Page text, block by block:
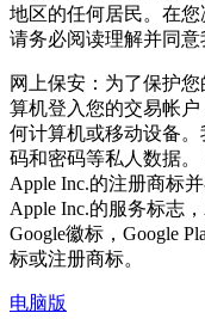
地区的任何居民。在您
请务必阅读理解并同意
网上保安：为了保护
算机登入您的交易帐
何计算机或移动设备
码和密码等私人数据。
Apple Inc.的注册商标
Apple Inc.的服务标志
Google徽标，Google
标或注册商标。
电脑版